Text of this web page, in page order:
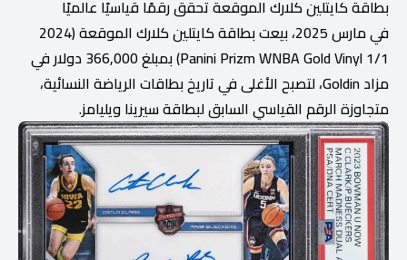
بطاقة كايتلين كلارك الموقعة تحقق رقمًا قياسيًا عالميًا
في مارس 2025، بيعت بطاقة كايتلين كلارك الموقعة (2024
Panini Prizm WNBA Gold Vinyl 1/1) بمبلغ 366,000 دولار في
مزاد Goldin، لتصبح الأغلى في تاريخ بطاقات الرياضة النسائية،
متجاوزة الرقم القياسي السابق لبطاقة سيرينا ويليامز.